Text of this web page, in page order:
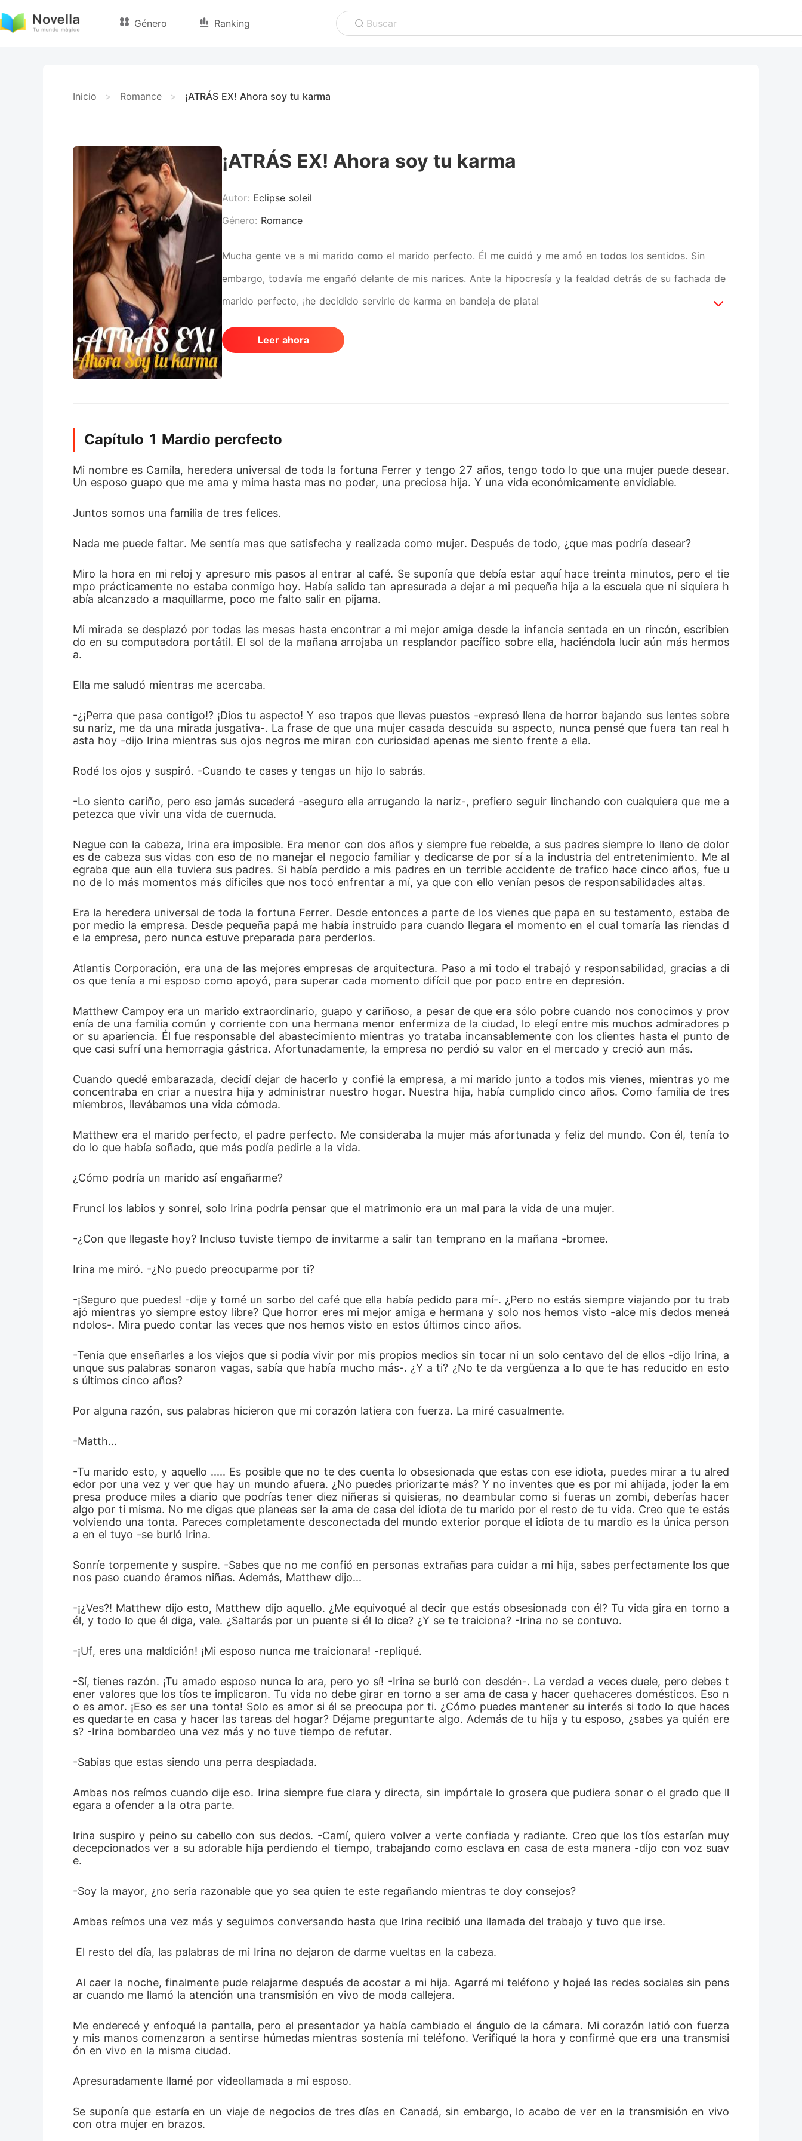
Género Ranking Buscar
Inicio > Romance > ¡ATRÁS EX! Ahora soy tu karma
¡ATRÁS EX! Ahora soy tu karma
Autor: Eclipse soleil
Género: Romance
Mucha gente ve a mi marido como el marido perfecto. Él me cuidó y me amó en todos los sentidos. Sin
embargo, todavía me engañó delante de mis narices. Ante la hipocresía y la fealdad detrás de su fachada de
marido perfecto, ¡he decidido servirle de karma en bandeja de plata!
Leer ahora
Capítulo 1 Mardio percfecto
Mi nombre es Camila, heredera universal de toda la fortuna Ferrer y tengo 27 años, tengo todo lo que una mujer puede desear.
Un esposo guapo que me ama y mima hasta mas no poder, una preciosa hija. Y una vida económicamente envidiable.
Juntos somos una familia de tres felices.
Nada me puede faltar. Me sentía mas que satisfecha y realizada como mujer. Después de todo, ¿que mas podría desear?
Miro la hora en mi reloj y apresuro mis pasos al entrar al café. Se suponía que debía estar aquí hace treinta minutos, pero el tie
mpo prácticamente no estaba conmigo hoy. Había salido tan apresurada a dejar a mi pequeña hija a la escuela que ni siquiera h
abía alcanzado a maquillarme, poco me falto salir en pijama.
Mi mirada se desplazó por todas las mesas hasta encontrar a mi mejor amiga desde la infancia sentada en un rincón, escribien
do en su computadora portátil. El sol de la mañana arrojaba un resplandor pacífico sobre ella, haciéndola lucir aún más hermos
a.
Ella me saludó mientras me acercaba.
-¿¡Perra que pasa contigo!? ¡Dios tu aspecto! Y eso trapos que llevas puestos -expresó llena de horror bajando sus lentes sobre
su nariz, me da una mirada jusgativa-. La frase de que una mujer casada descuida su aspecto, nunca pensé que fuera tan real h
asta hoy -dijo Irina mientras sus ojos negros me miran con curiosidad apenas me siento frente a ella.
Rodé los ojos y suspiró. -Cuando te cases y tengas un hijo lo sabrás.
-Lo siento cariño, pero eso jamás sucederá -aseguro ella arrugando la nariz-, prefiero seguir linchando con cualquiera que me a
petezca que vivir una vida de cuernuda.
Negue con la cabeza, Irina era imposible. Era menor con dos años y siempre fue rebelde, a sus padres siempre lo lleno de dolor
es de cabeza sus vidas con eso de no manejar el negocio familiar y dedicarse de por sí a la industria del entretenimiento. Me al
egraba que aun ella tuviera sus padres. Si había perdido a mis padres en un terrible accidente de trafico hace cinco años, fue u
no de lo más momentos más difíciles que nos tocó enfrentar a mí, ya que con ello venían pesos de responsabilidades altas.
Era la heredera universal de toda la fortuna Ferrer. Desde entonces a parte de los vienes que papa en su testamento, estaba de
por medio la empresa. Desde pequeña papá me había instruido para cuando llegara el momento en el cual tomaría las riendas d
e la empresa, pero nunca estuve preparada para perderlos.
Atlantis Corporación, era una de las mejores empresas de arquitectura. Paso a mi todo el trabajó y responsabilidad, gracias a di
os que tenía a mi esposo como apoyó, para superar cada momento difícil que por poco entre en depresión.
Matthew Campoy era un marido extraordinario, guapo y cariñoso, a pesar de que era sólo pobre cuando nos conocimos y prov
enía de una familia común y corriente con una hermana menor enfermiza de la ciudad, lo elegí entre mis muchos admiradores p
or su apariencia. Él fue responsable del abastecimiento mientras yo trataba incansablemente con los clientes hasta el punto de
que casi sufrí una hemorragia gástrica. Afortunadamente, la empresa no perdió su valor en el mercado y creció aun más.
Cuando quedé embarazada, decidí dejar de hacerlo y confié la empresa, a mi marido junto a todos mis vienes, mientras yo me
concentraba en criar a nuestra hija y administrar nuestro hogar. Nuestra hija, había cumplido cinco años. Como familia de tres
miembros, llevábamos una vida cómoda.
Matthew era el marido perfecto, el padre perfecto. Me consideraba la mujer más afortunada y feliz del mundo. Con él, tenía to
do lo que había soñado, que más podía pedirle a la vida.
¿Cómo podría un marido así engañarme?
Fruncí los labios y sonreí, solo Irina podría pensar que el matrimonio era un mal para la vida de una mujer.
-¿Con que llegaste hoy? Incluso tuviste tiempo de invitarme a salir tan temprano en la mañana -bromee.
Irina me miró. -¿No puedo preocuparme por ti?
-¡Seguro que puedes! -dije y tomé un sorbo del café que ella había pedido para mí-. ¿Pero no estás siempre viajando por tu trab
ajó mientras yo siempre estoy libre? Que horror eres mi mejor amiga e hermana y solo nos hemos visto -alce mis dedos meneá
ndolos-. Mira puedo contar las veces que nos hemos visto en estos últimos cinco años.
-Tenía que enseñarles a los viejos que si podía vivir por mis propios medios sin tocar ni un solo centavo del de ellos -dijo Irina, a
unque sus palabras sonaron vagas, sabía que había mucho más-. ¿Y a ti? ¿No te da vergüenza a lo que te has reducido en esto
s últimos cinco años?
Por alguna razón, sus palabras hicieron que mi corazón latiera con fuerza. La miré casualmente.
-Matth...
-Tu marido esto, y aquello ..... Es posible que no te des cuenta lo obsesionada que estas con ese idiota, puedes mirar a tu alred
edor por una vez y ver que hay un mundo afuera. ¿No puedes priorizarte más? Y no inventes que es por mi ahijada, joder la em
presa produce miles a diario que podrías tener diez niñeras si quisieras, no deambular como si fueras un zombi, deberías hacer
algo por ti misma. No me digas que planeas ser la ama de casa del idiota de tu marido por el resto de tu vida. Creo que te estás
volviendo una tonta. Pareces completamente desconectada del mundo exterior porque el idiota de tu mardio es la única person
a en el tuyo -se burló Irina.
Sonríe torpemente y suspire. -Sabes que no me confió en personas extrañas para cuidar a mi hija, sabes perfectamente los que
nos paso cuando éramos niñas. Además, Matthew dijo...
-¡¿Ves?! Matthew dijo esto, Matthew dijo aquello. ¿Me equivoqué al decir que estás obsesionada con él? Tu vida gira en torno a
él, y todo lo que él diga, vale. ¿Saltarás por un puente si él lo dice? ¿Y se te traiciona? -Irina no se contuvo.
-¡Uf, eres una maldición! ¡Mi esposo nunca me traicionara! -repliqué.
-Sí, tienes razón. ¡Tu amado esposo nunca lo ara, pero yo sí! -Irina se burló con desdén-. La verdad a veces duele, pero debes t
ener valores que los tíos te implicaron. Tu vida no debe girar en torno a ser ama de casa y hacer quehaceres domésticos. Eso n
o es amor. ¡Eso es ser una tonta! Solo es amor si él se preocupa por ti. ¿Cómo puedes mantener su interés si todo lo que haces
es quedarte en casa y hacer las tareas del hogar? Déjame preguntarte algo. Además de tu hija y tu esposo, ¿sabes ya quién ere
s? -Irina bombardeo una vez más y no tuve tiempo de refutar.
-Sabias que estas siendo una perra despiadada.
Ambas nos reímos cuando dije eso. Irina siempre fue clara y directa, sin impórtale lo grosera que pudiera sonar o el grado que ll
egara a ofender a la otra parte.
Irina suspiro y peino su cabello con sus dedos. -Camí, quiero volver a verte confiada y radiante. Creo que los tíos estarían muy
decepcionados ver a su adorable hija perdiendo el tiempo, trabajando como esclava en casa de esta manera -dijo con voz suav
e.
-Soy la mayor, ¿no seria razonable que yo sea quien te este regañando mientras te doy consejos?
Ambas reímos una vez más y seguimos conversando hasta que Irina recibió una llamada del trabajo y tuvo que irse.
El resto del día, las palabras de mi Irina no dejaron de darme vueltas en la cabeza.
ar cuando me llamó la atención una transmisión en vivo de moda callejera.
Me enderecé y enfoqué la pantalla, pero el presentador ya había cambiado el ángulo de la cámara. Mi corazón latió con fuerza
y mis manos comenzaron a sentirse húmedas mientras sostenía mi teléfono. Verifiqué la hora y confirmé que era una transmisi
ón en vivo en la misma ciudad.
Apresuradamente llamé por videollamada a mi esposo.
Se suponía que estaría en un viaje de negocios de tres días en Canadá, sin embargo, lo acabo de ver en la transmisión en vivo
con otra mujer en brazos.